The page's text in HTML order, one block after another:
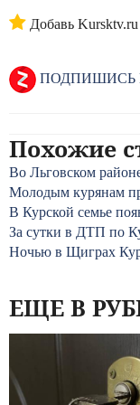
Добавь
ПОДПИШИСЬ
Похожие
Во Льговском
Молодым курянам
В Курской семье
За сутки в ДТП по
Ночью в Щиграх
ЕЩЕ В